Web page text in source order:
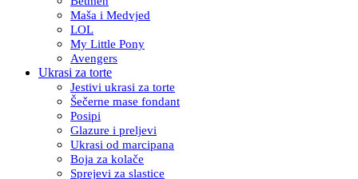
Maša i Medvjed
LOL
My Little Pony
Avengers
Ukrasi za torte
Jestivi ukrasi za torte
Šečerne mase fondant
Posipi
Glazure i preljevi
Ukrasi od marcipana
Boja za kolače
Sprejevi za slastice